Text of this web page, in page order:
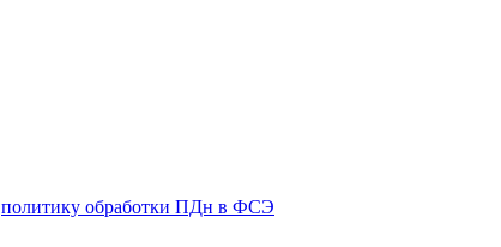
политику обработки ПДн в ФСЭ